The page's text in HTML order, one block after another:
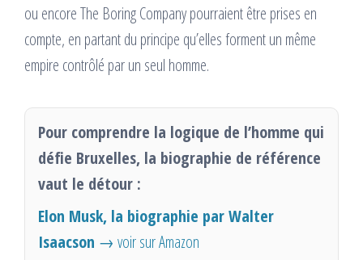
ou encore The Boring Company pourraient être prises en
compte, en partant du principe qu’elles forment un même
empire contrôlé par un seul homme.
Pour comprendre la logique de l’homme qui
défie Bruxelles, la biographie de référence
vaut le détour :
Elon Musk, la biographie par Walter
Isaacson → voir sur Amazon